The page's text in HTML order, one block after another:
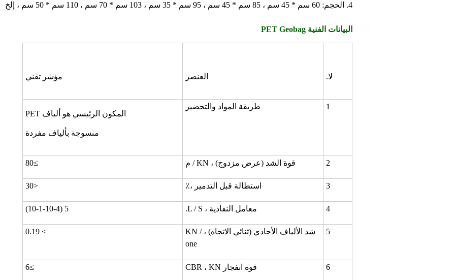
4. الحجم: 60 سم * 45 سم ، 85 سم * 45 سم ، 95 سم * 35 سم ، 103 سم * 70 سم ، 110 سم * 50 سم ، إلخ
البيانات الفنية PET Geobag
لا. العنصر مؤشر تقني
1
طريقة المواد والتحضير
المكون الرئيسي هو ألياف PET
منسوجة بألياف مفردة
2 قوة الشد (عرض مزدوج) ، KN / م ≥80
3 استطالة قبل التدمير ،٪ <30
4 معامل النفاذية ، L / S. 5 (10-1-10-4)
5
شد الألياف الأحادي (ثنائي الاتجاه) ، KN /
one
> 0.19
6 قوة انفجار CBR ، KN ≥6